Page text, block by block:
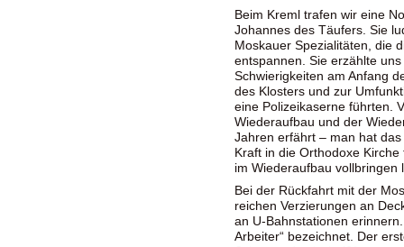
Beim Kreml trafen wir eine
Johannes des Täufers. Sie
Moskauer Spezialitäten, die
entspannen. Sie erzählte
Schwierigkeiten am Anfang
des Klosters und zur
eine Polizeikaserne führten.
Wiederaufbau und der
Jahren erfährt – man hat
Kraft in die Orthodoxe
im Wiederaufbau vollbringen
Bei der Rückfahrt mit der
reichen Verzierungen an
an U-Bahnstationen
Arbeiter“ bezeichnet. Der